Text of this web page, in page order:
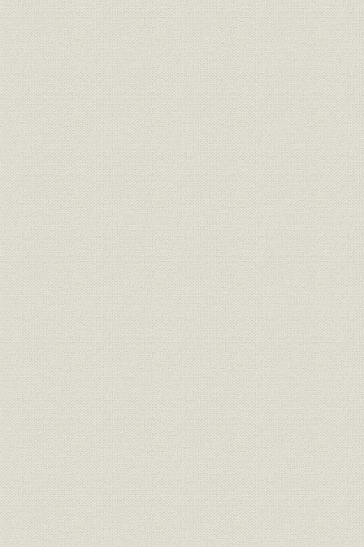
売上;経営 石当リ売上単価 明治38年
売上;経営
小作料累年比較、石当リ売上単
価
明治38年
売上;経営 昭和三年度小作料 昭和3年
売上;経営 昭和三年小作料 昭和3年
売上;経営 一反歩当リ小作料ト投資 小作料 明治38年
投資 一反歩当リ小作料ト投資 投資 明治38年
投資;財務・業績 一反歩当リ小作料ト投資 明治38年
経営 採種田ノ経営 品種別累計
経営 採種田ノ経営 累年比較 大正5年度
経営
採種田ノ経営 経営面積 収穫石数
品種別累計、累年比較
大正5年度
経営
更新種子配付 品種別累計、累年
比較
大正5年度
経営
更新種予配付 品種別累計、累年
比較
大正5年度
生産
生産玄米ト正条植 生産玄米受検
昭和3年度